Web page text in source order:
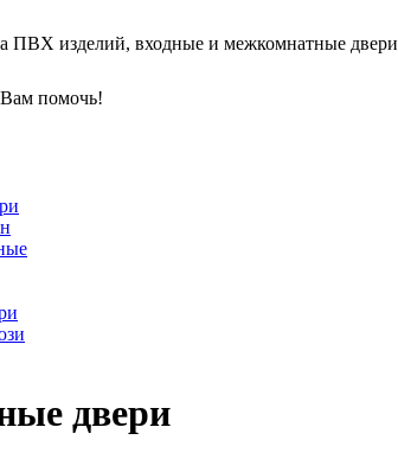
ПВХ изделий, входные и межкомнатные двери
помочь!
двери